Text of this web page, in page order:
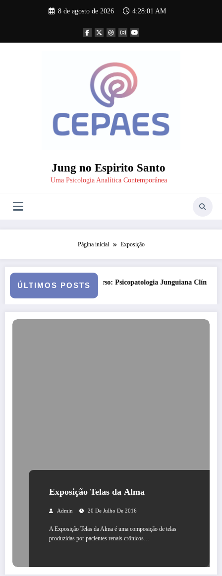
8 de agosto de 2026 4:28:02 AM
Jung no Espirito Santo
Uma Psicologia Analítica Contemporânea
Página inicial Exposição
ÚLTIMOS POSTS
Curso: Psicopatologia Junguiana Clínica – Turma 6
Exposição Telas da Alma
Admin 20 De Julho De 2016
A Exposição Telas da Alma é uma composição de telas
produzidas por pacientes renais crônicos…